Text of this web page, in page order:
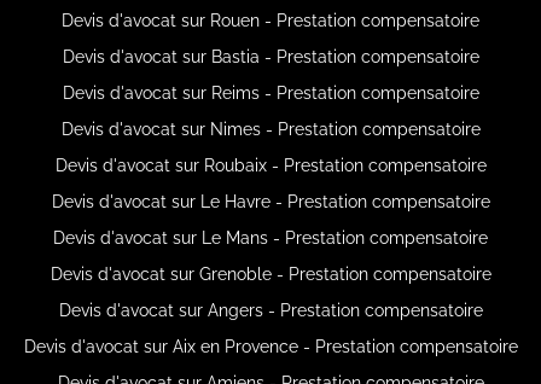
Devis d'avocat sur Rouen - Prestation compensatoire
Devis d'avocat sur Bastia - Prestation compensatoire
Devis d'avocat sur Reims - Prestation compensatoire
Devis d'avocat sur Nimes - Prestation compensatoire
Devis d'avocat sur Roubaix - Prestation compensatoire
Devis d'avocat sur Le Havre - Prestation compensatoire
Devis d'avocat sur Le Mans - Prestation compensatoire
Devis d'avocat sur Grenoble - Prestation compensatoire
Devis d'avocat sur Angers - Prestation compensatoire
Devis d'avocat sur Aix en Provence - Prestation compensatoire